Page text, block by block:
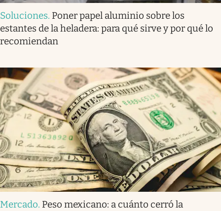
Soluciones. Poner papel aluminio sobre los
estantes de la heladera: para qué sirve y por qué lo
recomiendan
Mercado. Peso mexicano: a cuánto cerró la